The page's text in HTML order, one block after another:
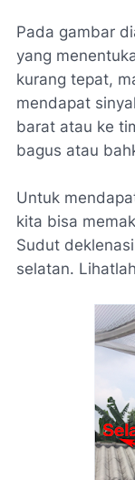
Pada gambar
yang
kurang tepat,
mendapat
barat atau ke
bagus atau
Untuk
kita bisa
Sudut
selatan.